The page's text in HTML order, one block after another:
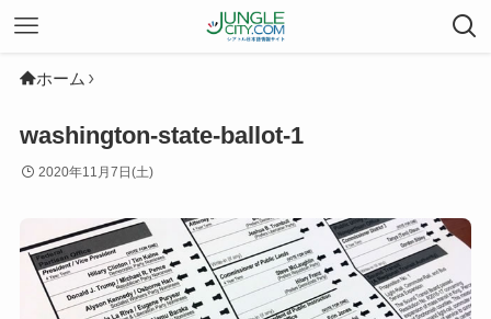
ホーム
washington-state-ballot-1
2020年11月7日(土)